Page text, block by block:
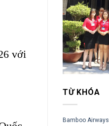
với
TỪ KHÓA
Bamboo Airways